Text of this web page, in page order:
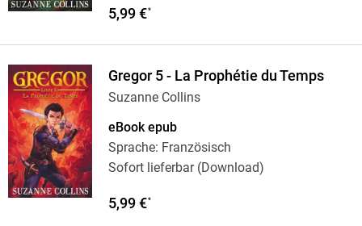
5,99 €*
Gregor 5 - La Prophétie du Temps
Suzanne Collins
eBook epub
Sprache: Französisch
Sofort lieferbar (Download)
5,99 €*